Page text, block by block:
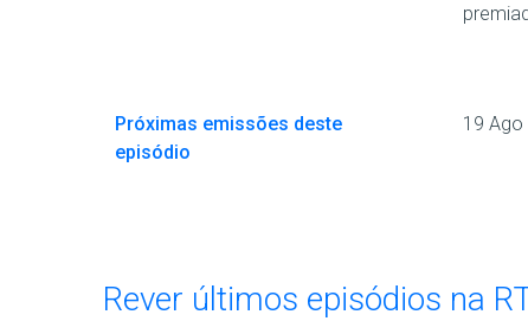
Próximas emissões deste
episódio
19 Ago
Rever últimos episódios na